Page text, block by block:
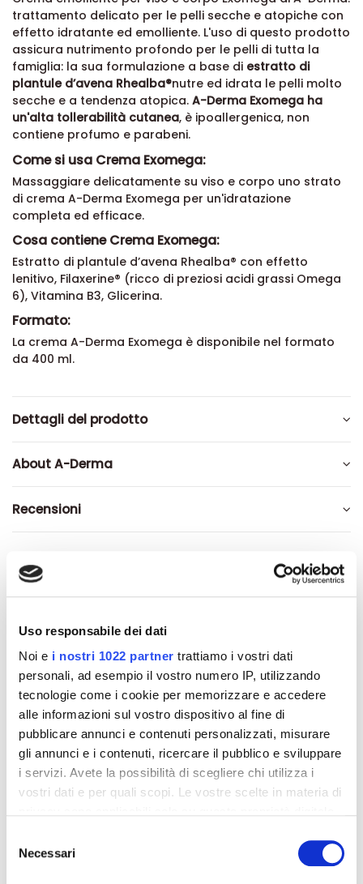
Uso responsabile dei dati
Noi e i nostri 1022 partner trattiamo i vostri dati
personali, ad esempio il vostro numero IP, utilizzando
tecnologie come i cookie per memorizzare e accedere
alle informazioni sul vostro dispositivo al fine di
pubblicare annunci e contenuti personalizzati, misurare
gli annunci e i contenuti, ricercare il pubblico e sviluppare
i servizi. Avete la possibilità di scegliere chi utilizza i
vostri dati e per quali scopi. Le vostre scelte in materia di
modificare o revocare il proprio consenso in qualsiasi
momento dalla Dichiarazione sui cookie o facendo clic
delNecessari
trattamento delicato per le pelli secche e atopiche con
effetto idratante ed emolliente. L'uso di questo prodotto
assicura nutrimento profondo per le pelli di tutta la
famiglia: la sua formulazione a base di estratto di
plantule d’avena Rhealba®nutre ed idrata le pelli molto
secche e a tendenza atopica. A-Derma Exomega ha
un'alta tollerabilità cutanea, è ipoallergenica, non
contiene profumo e parabeni.
Come si usa Crema Exomega:
Massaggiare delicatamente su viso e corpo uno strato
di crema A-Derma Exomega per un'idratazione
completa ed efficace.
Cosa contiene Crema Exomega:
Estratto di plantule d’avena Rhealba® con effetto
lenitivo, Filaxerine® (ricco di preziosi acidi grassi Omega
6), Vitamina B3, Glicerina.
Formato:
La crema A-Derma Exomega è disponibile nel formato
da 400 ml.
Dettagli del prodotto
About A-Derma
Recensioni
interessarti
-42% -42%